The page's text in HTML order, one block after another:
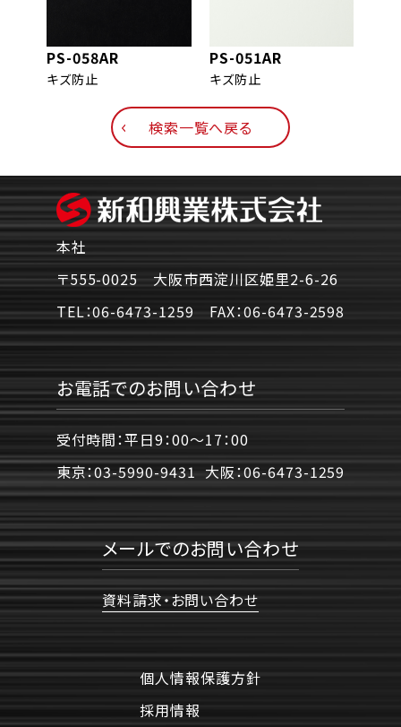
PS-058AR
キズ防止
PS-051AR
キズ防止
検索一覧へ戻る
本社
〒555-0025 大阪市西淀川区姫里2-6-26
TEL：06-6473-1259 FAX：06-6473-2598
お電話でのお問い合わせ
受付時間：平日9：00〜17：00
東京：03-5990-9431 大阪：06-6473-1259
メールでのお問い合わせ
資料請求・お問い合わせ
個人情報保護方針
採用情報